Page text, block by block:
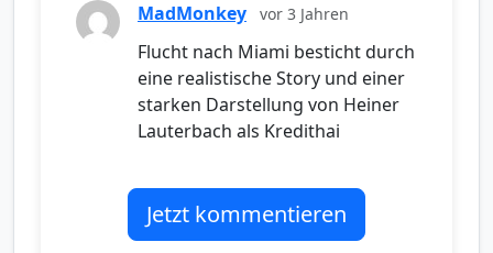
MadMonkey vor 3 Jahren
Flucht nach Miami besticht durch
eine realistische Story und einer
starken Darstellung von Heiner
Lauterbach als Kredithai
Jetzt kommentieren